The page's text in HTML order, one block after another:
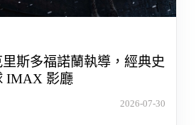
里斯多福諾蘭執導，經典史
IMAX 影廳
2026-07-30